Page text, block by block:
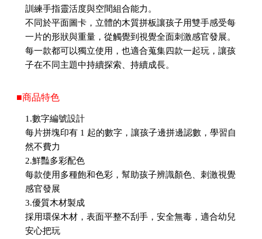
訓練手指靈活度與空間組合能力。
不同於平面圖卡，立體的木質拼板讓孩子用雙手感受每
一片的形狀與重量，從觸覺到視覺全面刺激感官發展。
每一款都可以獨立使用，也適合蒐集四款一起玩，讓孩
子在不同主題中持續探索、持續成長。
■商品特色
1.數字編號設計
每片拼塊印有 1 起的數字，讓孩子邊拼邊認數，學習自
然不費力
2.鮮豔多彩配色
每款使用多種飽和色彩，幫助孩子辨識顏色、刺激視覺
感官發展
3.優質木材製成
採用環保木材，表面平整不刮手，安全無毒，適合幼兒
安心把玩